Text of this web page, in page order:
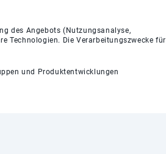
des Angebots (Nutzungsanalyse,
Technologien. Die Verarbeitungszwecke für
und Produktentwicklungen